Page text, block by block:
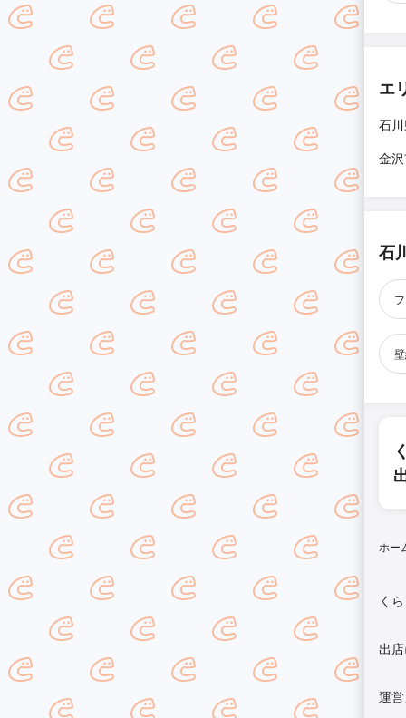
エ
石
金
石
ホー
く
出
運